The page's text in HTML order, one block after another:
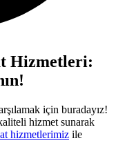
Hizmetleri:
için buradayız!
hizmet sunarak
hizmetlerimiz ile